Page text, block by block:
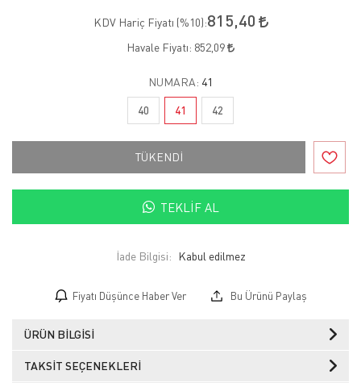
KDV Hariç Fiyatı (%10):815,40
Havale Fiyatı: 852,09
NUMARA: 41
40 41 42
TÜKENDİ
TEKLIF AL
İade Bilgisi:
Fiyatı Düşünce Haber Ver Bu Ürünü Paylaş
ÜRÜN BILGISI
TAKSIT SEÇENEKLERI